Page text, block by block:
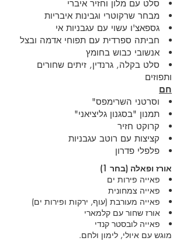
סלט עם מלון וחזיר איברי
מבחר שרקוטרי וגבינות איבריות
גספאצ'ו עשוי עם עגבניות אי
חביתה ספרדית עם תפוחי אדמה ובצל
אנשובי כבוש בחומץ
סלט בקלה, גרנדין, זיתים שחורים
ותפוזים
חם
וסרטני השרימפס"
תמנון "בסגנון גליציאני"
קרוקט חזיר
קציצות עם רוטב עגבניות
פלפלי פדרון
אורז ופאלה (בחר 1)
פאייה פירות ים
פאייה צמחונית
פאייה מעורבת (עוף, ירקות ופירות ים)
אורז שחור עם קלמארי
פאייה לובסטר קנדי
מוגש עם איולי, לימון ולחם.